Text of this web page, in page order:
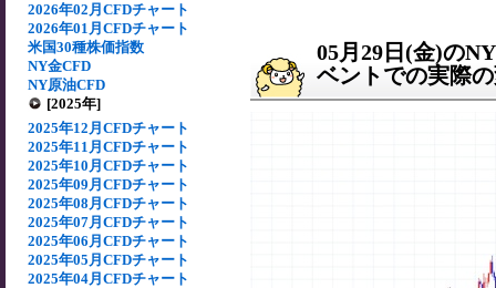
2026年02月CFDチャート
2026年01月CFDチャート
米国30種株価指数
NY金CFD
NY原油CFD
[2025年]
2025年12月CFDチャート
2025年11月CFDチャート
2025年10月CFDチャート
2025年09月CFDチャート
2025年08月CFDチャート
2025年07月CFDチャート
2025年06月CFDチャート
2025年05月CFDチャート
2025年04月CFDチャート
05月29日(金)の
ベントでの実際